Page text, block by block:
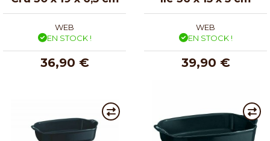
WEB
EN STOCK !
36,90 €
WEB
EN STOCK !
39,90 €